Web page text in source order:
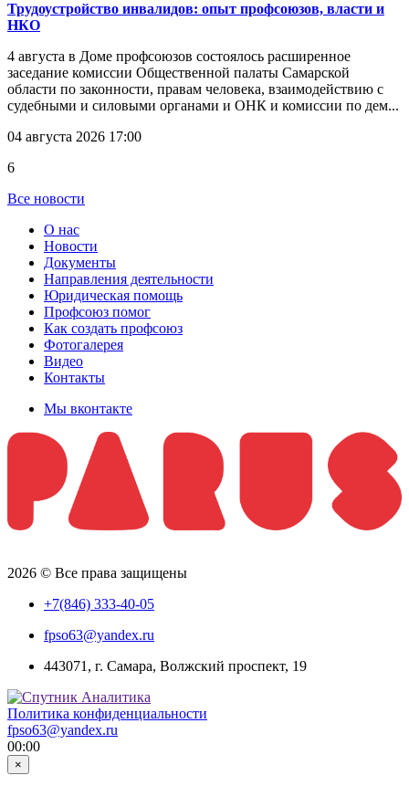
Трудоустройство инвалидов: опыт профсоюзов, власти и
НКО
4 августа в Доме профсоюзов состоялось расширенное
заседание комиссии Общественной палаты Самарской
области по законности, правам человека, взаимодействию с
судебными и силовыми органами и ОНК и комиссии по дем...
04 августа 2026 17:00
6
Все новости
О нас
Новости
Документы
Направления деятельности
Юридическая помощь
Профсоюз помог
Как создать профсоюз
Фотогалерея
Видео
Контакты
Мы вконтакте
2026 © Все права защищены
+7(846) 333-40-05
fpso63@yandex.ru
443071, г. Самара, Волжский проспект, 19
Политика конфиденциальности
fpso63@yandex.ru
00:00
×